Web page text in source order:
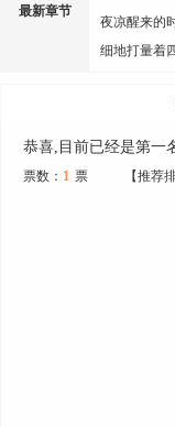
最新章节
夜凉醒来的
细地打量着
恭喜,目前已经是第一
票数： 1 票 【推荐